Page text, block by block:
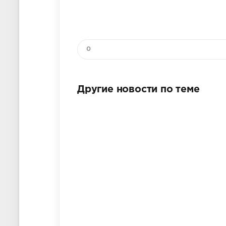
0
Другие новости по теме